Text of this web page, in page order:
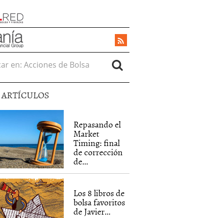
en:
ARTÍCULOS
Repasando el
Market
Timing: final
de corrección
de...
Los 8 libros de
bolsa favoritos
de Javier...